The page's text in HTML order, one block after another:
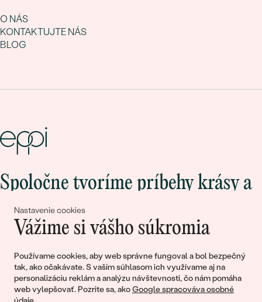
Nastavenie cookies
Vážime si vášho súkromia
Používame cookies, aby web správne fungoval a bol bezpečný
tak, ako očakávate. S vaším súhlasom ich využívame aj na
personalizáciu reklám a analýzu návštevnosti, čo nám pomáha
web vylepšovať. Pozrite sa, akoGoogle spracováva osobné
O NÁS
KONTAKTUJTE NÁS
BLOG
Spoločne tvoríme príbehy krásy a
lásky
Pripojte sa k nám!